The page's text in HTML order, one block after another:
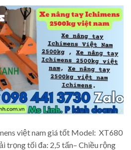
việt nam giá tốt Model: XT680
trọng tối đa: 2,5 tấn– Chiều rộng